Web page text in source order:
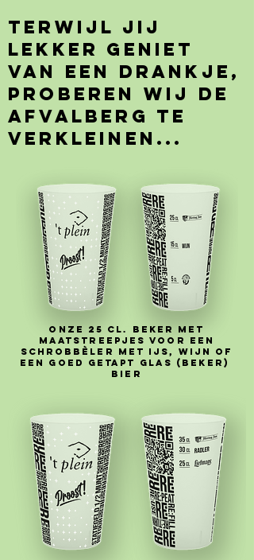
Terwijl jij
lekker geniet
van een drankje,
proberen wij de
afvalberg te
verkleinen...
Onze 25 cl. beker met
maatstreepjes voor een
schrobbèler met ijs, wijn of
een goed getapt glas (beker)
bier